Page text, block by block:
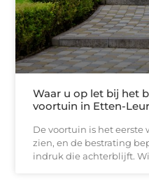
Waar u op let bij het
voortuin in Etten-Leur
De voortuin is het
zien, en de bestrating
indruk die achterblijft.